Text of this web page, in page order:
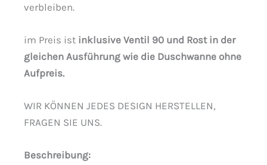
verbleiben.
im Preis ist inklusive Ventil 90 und Rost in der
gleichen Ausführung wie die Duschwanne ohne
Aufpreis.
WIR KÖNNEN JEDES DESIGN HERSTELLEN,
FRAGEN SIE UNS.
Beschreibung: